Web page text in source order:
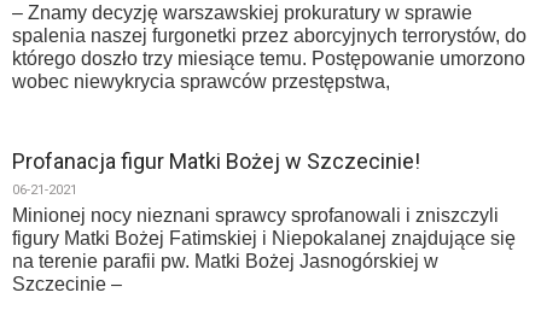
– Znamy decyzję warszawskiej prokuratury w sprawie
spalenia naszej furgonetki przez aborcyjnych terrorystów, do
którego doszło trzy miesiące temu. Postępowanie umorzono
wobec niewykrycia sprawców przestępstwa,
Profanacja figur Matki Bożej w Szczecinie!
06-21-2021
Minionej nocy nieznani sprawcy sprofanowali i zniszczyli
figury Matki Bożej Fatimskiej i Niepokalanej znajdujące się
na terenie parafii pw. Matki Bożej Jasnogórskiej w
Szczecinie –